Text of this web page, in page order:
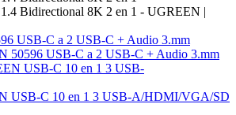
50596 USB-C a 2 USB-C + Audio 3.mm
USB-C 10 en 1 3 USB-A/HDMI/VGA/SD